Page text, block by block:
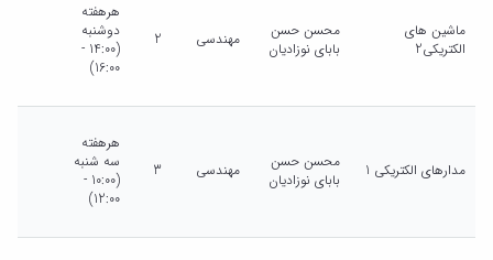
ماشین های
الکتریکی2
محسن حسن
بابای نوزادیان
مهندسی 2
هرهفته
دوشنبه
(14:00 -
16:00)
مدارهای الکتریکی 1
محسن حسن
بابای نوزادیان
مهندسی 3
هرهفته
سه شنبه
(10:00 -
12:00)